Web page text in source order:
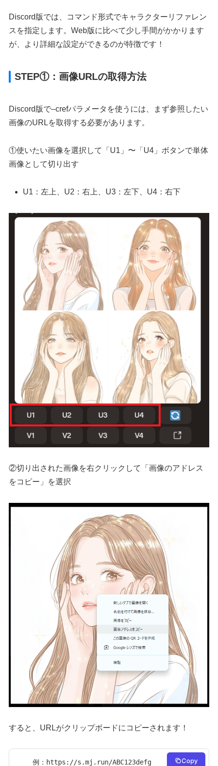
Discord版では、コマンド形式でキャラクターリファレン
スを指定します。Web版に比べて少し手間がかかります
が、より詳細な設定ができるのが特徴です！
STEP①：画像URLの取得方法
Discord版で–crefパラメータを使うには、まず参照したい
画像のURLを取得する必要があります。
①使いたい画像を選択して「U1」〜「U4」ボタンで単体
画像として切り出す
U1：左上、U2：右上、U3：左下、U4：右下
②切り出された画像を右クリックして「画像のアドレス
をコピー」を選択
すると、URLがクリップボードにコピーされます！
例：https://s.mj.run/ABC123defg Copy